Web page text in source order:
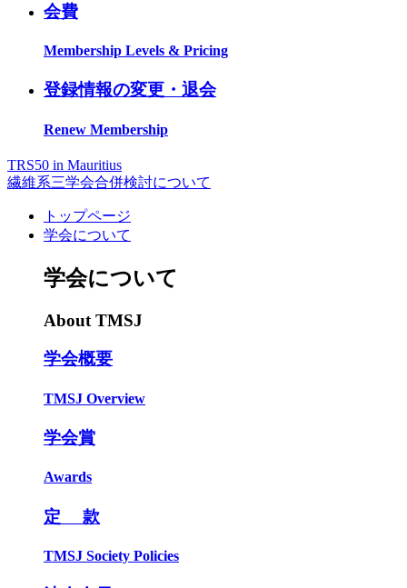
会費
Membership Levels & Pricing
登録情報の変更・退会
Renew Membership
TRS50 in Mauritius
繊維系三学会合併検討について
トップページ
学会について
学会について
About TMSJ
学会概要
TMSJ Overview
学会賞
Awards
定 款
TMSJ Society Policies